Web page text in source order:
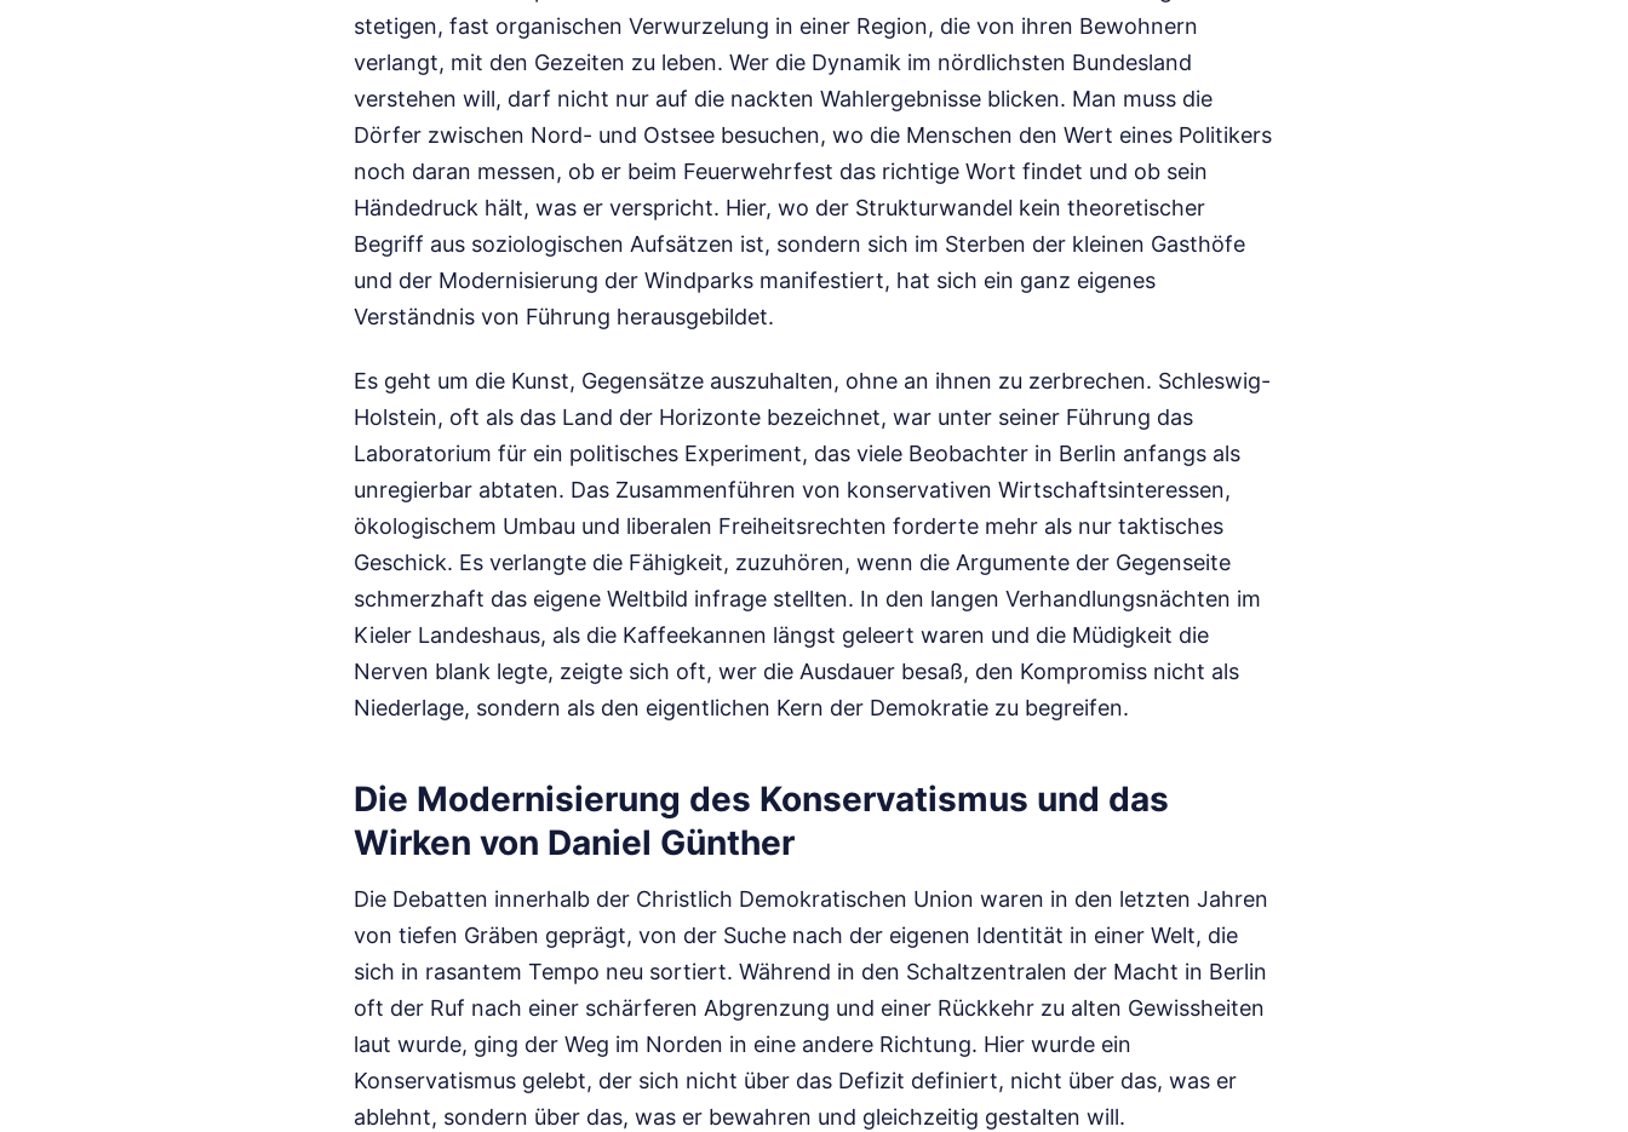
stetigen, fast organischen Verwurzelung in einer Region, die von ihren Bewohnern
verlangt, mit den Gezeiten zu leben. Wer die Dynamik im nördlichsten Bundesland
verstehen will, darf nicht nur auf die nackten Wahlergebnisse blicken. Man muss die
Dörfer zwischen Nord- und Ostsee besuchen, wo die Menschen den Wert eines Politikers
noch daran messen, ob er beim Feuerwehrfest das richtige Wort findet und ob sein
Händedruck hält, was er verspricht. Hier, wo der Strukturwandel kein theoretischer
Begriff aus soziologischen Aufsätzen ist, sondern sich im Sterben der kleinen Gasthöfe
und der Modernisierung der Windparks manifestiert, hat sich ein ganz eigenes
Verständnis von Führung herausgebildet.
Es geht um die Kunst, Gegensätze auszuhalten, ohne an ihnen zu zerbrechen. Schleswig-
Holstein, oft als das Land der Horizonte bezeichnet, war unter seiner Führung das
Laboratorium für ein politisches Experiment, das viele Beobachter in Berlin anfangs als
unregierbar abtaten. Das Zusammenführen von konservativen Wirtschaftsinteressen,
ökologischem Umbau und liberalen Freiheitsrechten forderte mehr als nur taktisches
Geschick. Es verlangte die Fähigkeit, zuzuhören, wenn die Argumente der Gegenseite
schmerzhaft das eigene Weltbild infrage stellten. In den langen Verhandlungsnächten im
Kieler Landeshaus, als die Kaffeekannen längst geleert waren und die Müdigkeit die
Nerven blank legte, zeigte sich oft, wer die Ausdauer besaß, den Kompromiss nicht als
Niederlage, sondern als den eigentlichen Kern der Demokratie zu begreifen.
Die Modernisierung des Konservatismus und das
Wirken von Daniel Günther
Die Debatten innerhalb der Christlich Demokratischen Union waren in den letzten Jahren
von tiefen Gräben geprägt, von der Suche nach der eigenen Identität in einer Welt, die
sich in rasantem Tempo neu sortiert. Während in den Schaltzentralen der Macht in Berlin
oft der Ruf nach einer schärferen Abgrenzung und einer Rückkehr zu alten Gewissheiten
laut wurde, ging der Weg im Norden in eine andere Richtung. Hier wurde ein
Konservatismus gelebt, der sich nicht über das Defizit definiert, nicht über das, was er
ablehnt, sondern über das, was er bewahren und gleichzeitig gestalten will.